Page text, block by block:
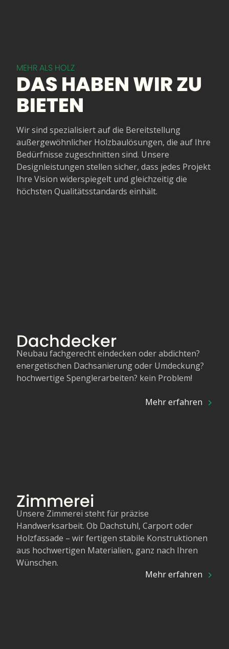
MEHR ALS HOLZ
DAS HABENWIRZU
BIETEN
Wir sind spezialisiert auf die Bereitstellung
außergewöhnlicher Holzbaulösungen, die auf Ihre
Bedürfnisse zugeschnitten sind. Unsere
Designleistungen stellen sicher, dass jedes Projekt
Ihre Vision widerspiegelt und gleichzeitig die
höchsten Qualitätsstandards einhält.
Dachdecker
Neubau fachgerecht eindecken oder abdichten?
energetischen Dachsanierung oder Umdeckung?
hochwertige Spenglerarbeiten? kein Problem!
Mehr erfahren
Zimmerei
Unsere Zimmerei steht für präzise
Handwerksarbeit. Ob Dachstuhl, Carport oder
Holzfassade – wir fertigen stabile Konstruktionen
aus hochwertigen Materialien, ganz nach Ihren
Wünschen.
Mehr erfahren